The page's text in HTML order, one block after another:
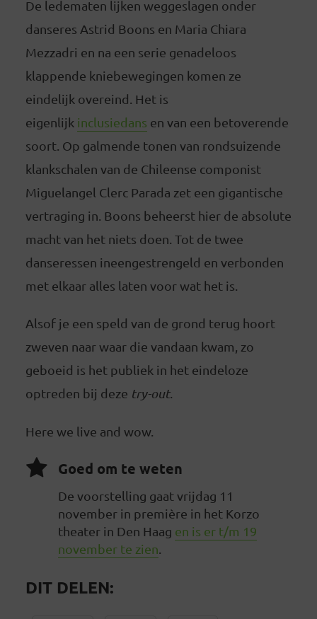
De ledematen lijken weggeslagen onder
danseres Astrid Boons en Maria Chiara
Mezzadri en na een serie genadeloos
klappende kniebewegingen komen ze
eindelijk overeind. Het is
eigenlijk inclusiedans en van een betoverende
soort. Op galmende tonen van rondsuizende
klankschalen van de Chileense componist
Miguelangel Clerc Parada zet een gigantische
vertraging in. Boons beheerst hier de absolute
macht van het niets doen. Tot de twee
danseressen ineengestrengeld en verbonden
met elkaar alles laten voor wat het is.
Alsof je een speld van de grond terug hoort
zweven naar waar die vandaan kwam, zo
geboeid is het publiek in het eindeloze
optreden bij deze try-out.
Here we live and wow.
Goed om te weten
De voorstelling gaat vrijdag 11
november in première in het Korzo
theater in Den Haag en is er t/m 19
november te zien
DIT DELEN: